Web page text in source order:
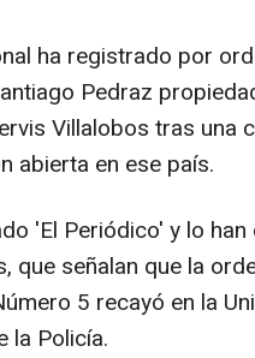
ha registrado por
Pedraz
Villalobos tras una
abierta en ese país.
'El Periódico' y lo
que señalan que la
5 recayó en la
la Policía.